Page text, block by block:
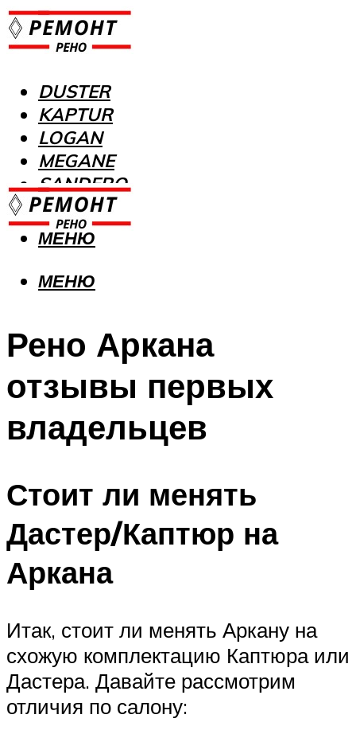
DUSTER
KAPTUR
LOGAN
MEGANE
SANDERO
МЕНЮ
МЕНЮ
Рено Аркана
отзывы первых
владельцев
Стоит ли менять
Дастер/Каптюр на
Аркана
Итак, стоит ли менять Аркану на
схожую комплектацию Каптюра или
Дастера. Давайте рассмотрим
отличия по салону: